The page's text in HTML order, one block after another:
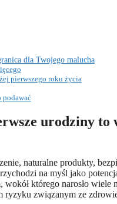
dla Twojego malucha
pierwszego roku życia
urodziny to
naturalne produkty,
na myśl jako
którego narosło
związanym ze